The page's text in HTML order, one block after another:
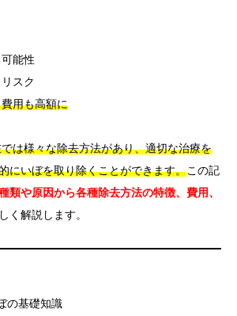
能性
スク
用も高額に
は様々な除去方法があり、適切な治療を
にいぼを取り除くことができます。この記
類や原因から各種除去方法の特徴、費用、
く解説します。
の基礎知識